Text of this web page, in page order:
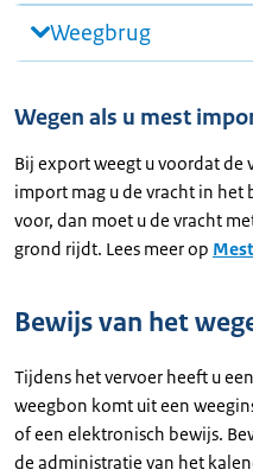
Weegbrug
Wegen als u mest
Bij export weegt u voordat de
import mag u de vracht in het
voor, dan moet u de vracht
grond rijdt. Lees meer op
Bewijs van het
Tijdens het vervoer heeft u
weegbon komt uit een
of een elektronisch bewijs.
de administratie van het